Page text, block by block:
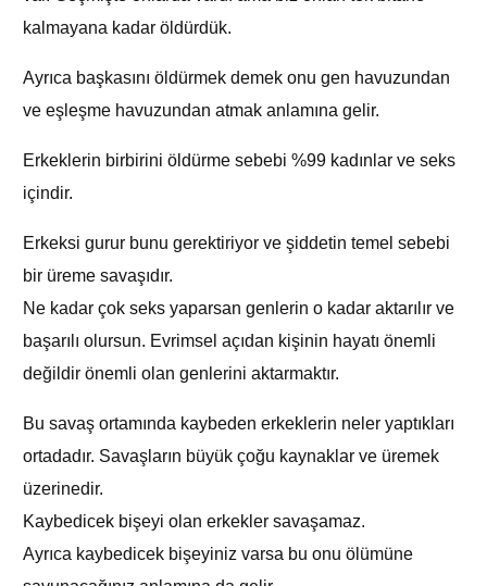
kalmayana kadar öldürdük.
Ayrıca başkasını öldürmek demek onu gen havuzundan
ve eşleşme havuzundan atmak anlamına gelir.
Erkeklerin birbirini öldürme sebebi %99 kadınlar ve seks
içindir.
Erkeksi gurur bunu gerektiriyor ve şiddetin temel sebebi
bir üreme savaşıdır.
Ne kadar çok seks yaparsan genlerin o kadar aktarılır ve
başarılı olursun. Evrimsel açıdan kişinin hayatı önemli
değildir önemli olan genlerini aktarmaktır.
Bu savaş ortamında kaybeden erkeklerin neler yaptıkları
ortadadır. Savaşların büyük çoğu kaynaklar ve üremek
üzerinedir.
Kaybedicek bişeyi olan erkekler savaşamaz.
Ayrıca kaybedicek bişeyiniz varsa bu onu ölümüne